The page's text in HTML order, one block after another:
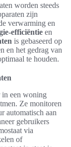
worden steeds
zijn
verwarming en
efficiëntie en
is gebaseerd op
en het gedrag van
te houden.
in een woning
Ze monitoren
automatisch aan
gebruikers
via
of